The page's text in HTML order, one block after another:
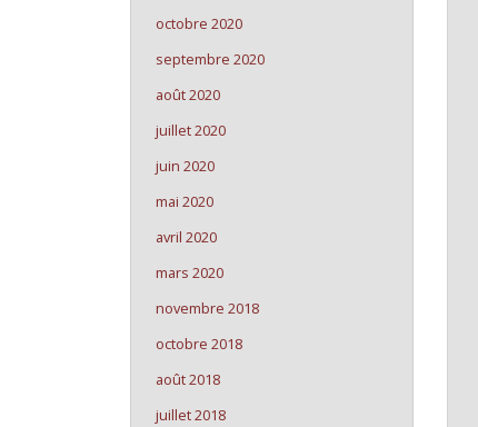
octobre 2020
septembre 2020
août 2020
juillet 2020
juin 2020
mai 2020
avril 2020
mars 2020
novembre 2018
octobre 2018
août 2018
juillet 2018